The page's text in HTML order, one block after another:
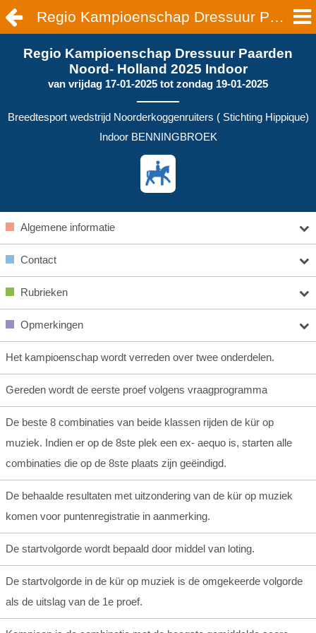
Regio Kampioenschap Dressuur Paarden Noord- Holland 2025 Indoor | BENNINGBROEK
Regio Kampioenschap Dressuur Paarden
Noord- Holland 2025 Indoor
van vrijdag 17-01-2025 tot zondag 19-01-2025
Breedtesport wedstrijd Noorderkoggenruiters ( Stichting Hippique)
Indoor BENNINGBROEK
Algemene informatie
Contact
Rubrieken
Opmerkingen
Het kampioenschap wordt verreden over twee onderdelen.
Gereden wordt de eerste proef volgens vraagprogramma
De beste 8 combinaties van beide klassen rijden de kür op
muziek. Indien er op de 8ste plek een ex- aequo is, starten alle
combinaties die op de 8ste plaats zijn geëindigd.
De behaalde resultaten met uitzondering van de kür op muziek
komen voor puntenregistratie in aanmerking.
De startvolgorde wordt bepaald door middel van loting.
De startvolgorde in de kür op muziek is de omgekeerde volgorde
als de uitslag van de 1e proef.